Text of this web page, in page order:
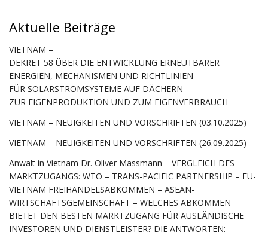
Aktuelle Beiträge
VIETNAM –
DEKRET 58 ÜBER DIE ENTWICKLUNG ERNEUTBARER
ENERGIEN, MECHANISMEN UND RICHTLINIEN
FÜR SOLARSTROMSYSTEME AUF DÄCHERN
ZUR EIGENPRODUKTION UND ZUM EIGENVERBRAUCH
VIETNAM – NEUIGKEITEN UND VORSCHRIFTEN (03.10.2025)
VIETNAM – NEUIGKEITEN UND VORSCHRIFTEN (26.09.2025)
Anwalt in Vietnam Dr. Oliver Massmann – VERGLEICH DES
MARKTZUGANGS: WTO – TRANS-PACIFIC PARTNERSHIP – EU-
VIETNAM FREIHANDELSABKOMMEN – ASEAN-
WIRTSCHAFTSGEMEINSCHAFT – WELCHES ABKOMMEN
BIETET DEN BESTEN MARKTZUGANG FÜR AUSLÄNDISCHE
INVESTOREN UND DIENSTLEISTER? DIE ANTWORTEN: